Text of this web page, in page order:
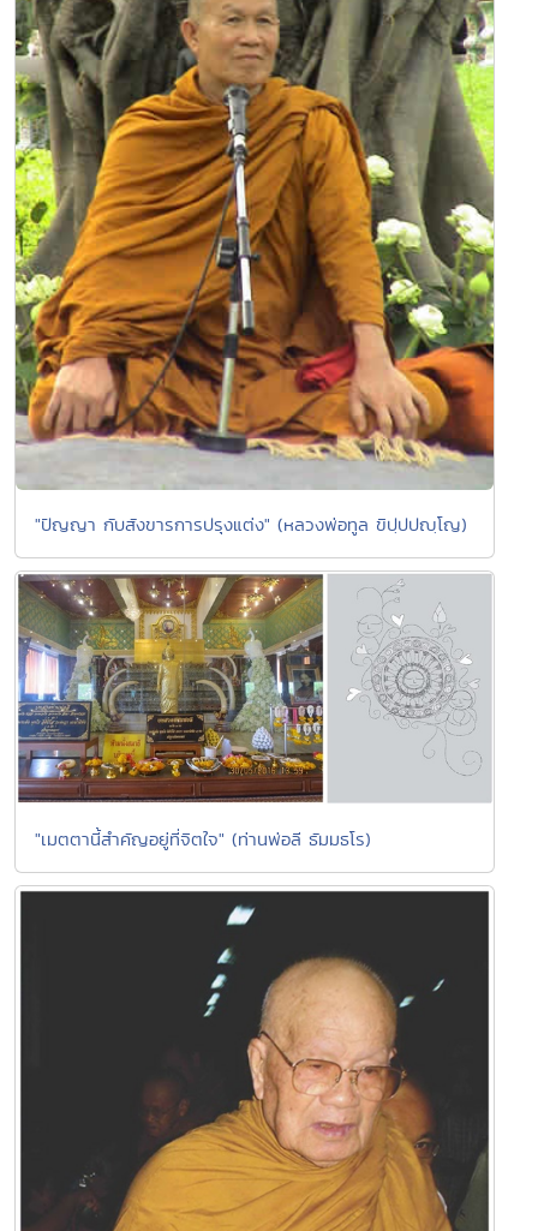
"ปัญญา กับสังขารการปรุงแต่ง" (หลวงพ่อทูล ขิปฺปปญฺโญ)
"เมตตานี้สำคัญอยู่ที่จิตใจ" (ท่านพ่อลี ธัมมธโร)